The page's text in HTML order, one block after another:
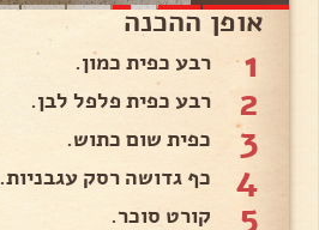
אופן ההכנה
1 רבע כפית כמון.
2 רבע כפית פלפל לבן.
3 כפית שום כתוש.
4 כף גדושה רסק עגבניות.
5 קורט סוכר.